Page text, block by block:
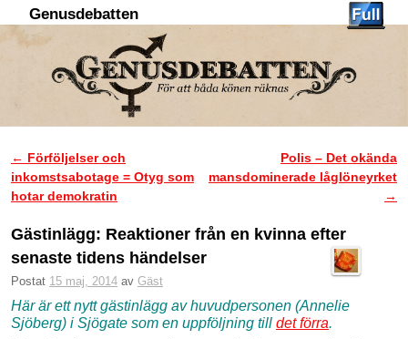
Genusdebatten
Inläggsnavigering
← Förföljelser och
inkomstsabotage = Otyg som
hotar demokratin
Polis – Det okända
mansdominerade låglöneyrket
→
Gästinlägg: Reaktioner från en kvinna efter
senaste tidens händelser
Postat 15 maj, 2014 av Gäst
Här är ett nytt gästinlägg av huvudpersonen (Annelie
Sjöberg) i Sjögate som en uppföljning till det förra.